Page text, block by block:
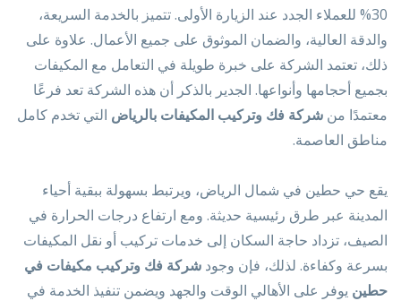
30% للعملاء الجدد عند الزيارة الأولى. تتميز بالخدمة السريعة،
والدقة العالية، والضمان الموثوق على جميع الأعمال. علاوة على
ذلك، تعتمد الشركة على خبرة طويلة في التعامل مع المكيفات
بجميع أحجامها وأنواعها. الجدير بالذكر أن هذه الشركة تعد فرعًا
معتمدًا من شركة فك وتركيب المكيفات بالرياض التي تخدم كامل
مناطق العاصمة.
يقع حي حطين في شمال الرياض، ويرتبط بسهولة ببقية أحياء
المدينة عبر طرق رئيسية حديثة. ومع ارتفاع درجات الحرارة في
الصيف، تزداد حاجة السكان إلى خدمات تركيب أو نقل المكيفات
بسرعة وكفاءة. لذلك، فإن وجود شركة فك وتركيب مكيفات في
حطين يوفر على الأهالي الوقت والجهد ويضمن تنفيذ الخدمة في